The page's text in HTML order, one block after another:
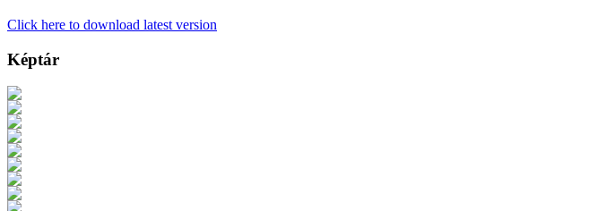
Click here to download latest version
Képtár